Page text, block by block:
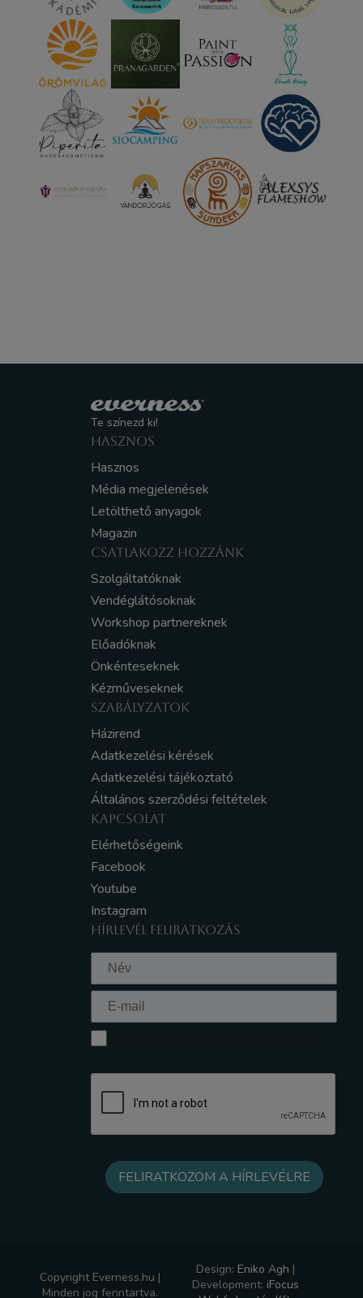
Te színezd ki!
HASZNOS
Hasznos
Média megjelenések
Letölthető anyagok
Magazin
CSATLAKOZZ HOZZÁNK
Szolgáltatóknak
Vendéglátósoknak
Workshop partnereknek
Előadóknak
Önkénteseknek
Kézműveseknek
SZABÁLYZATOK
Házirend
Adatkezelési kérések
Adatkezelési tájékoztató
Általános szerződési feltételek
KAPCSOLAT
Elérhetőségeink
Facebook
Youtube
Instagram
HÍRLEVÉL FELIRATKOZÁS
Copyright Everness.hu |
Minden jog fenntartva.
Design: Eniko Agh |
Development: iFocus